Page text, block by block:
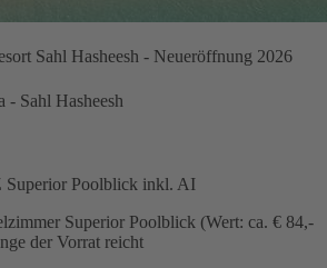
Sahl Hasheesh - Neueröffnung 2026
- Sahl Hasheesh
Superior Poolblick inkl. AI
Superior Poolblick (Wert: ca. € 84,-
der Vorrat reicht